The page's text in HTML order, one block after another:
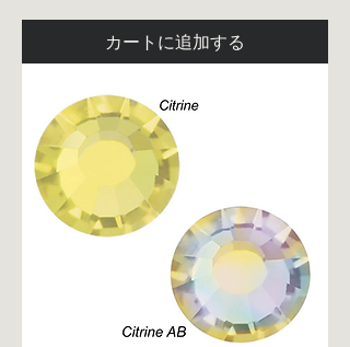
カートに追加する